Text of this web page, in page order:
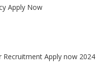
Apply Now
Apply now 2024